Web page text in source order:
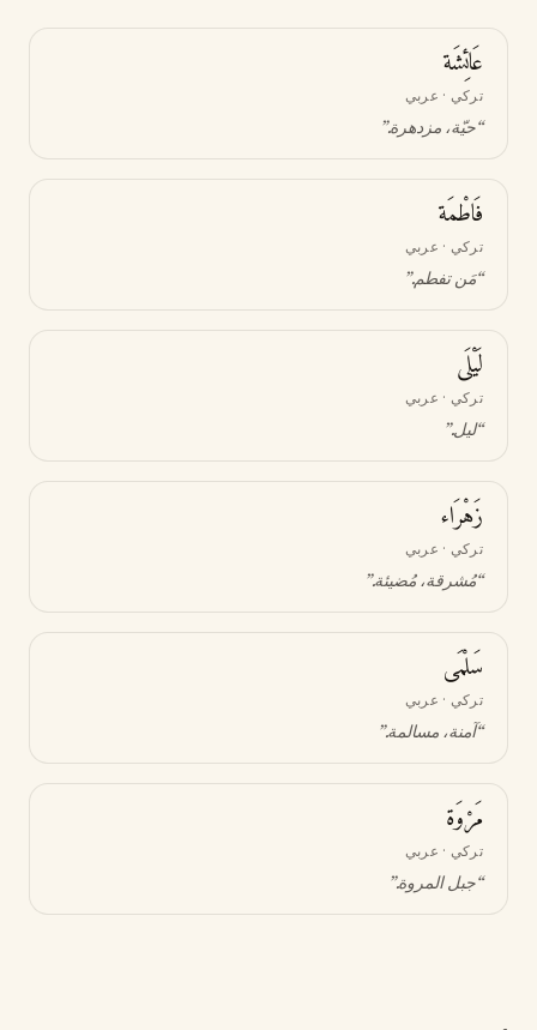
عَائِشَة
تركي · عربي
“حيّة، مزدهرة.”
فَاطْمَة
تركي · عربي
“مَن تفطم.”
لَيْلَى
تركي · عربي
“ليل.”
زَهْرَاء
تركي · عربي
“مُشرقة، مُضيئة.”
سَلْمَى
تركي · عربي
“آمنة، مسالمة.”
مَرْوَة
تركي · عربي
“جبل المروة.”